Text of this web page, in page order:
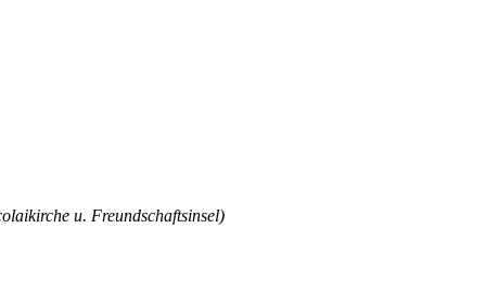
u. Freundschaftsinsel)